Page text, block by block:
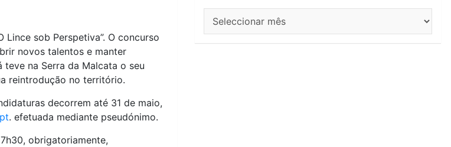
sob Perspetiva”. O concurso
novos talentos e manter
na Serra da Malcata o seu
reintrodução no território.
decorrem até 31 de maio,
. efetuada mediante pseudónimo.
obrigatoriamente,